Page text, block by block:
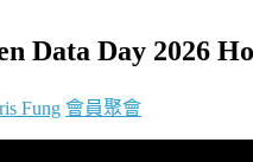
Data Day 2026
Fung 會員聚會